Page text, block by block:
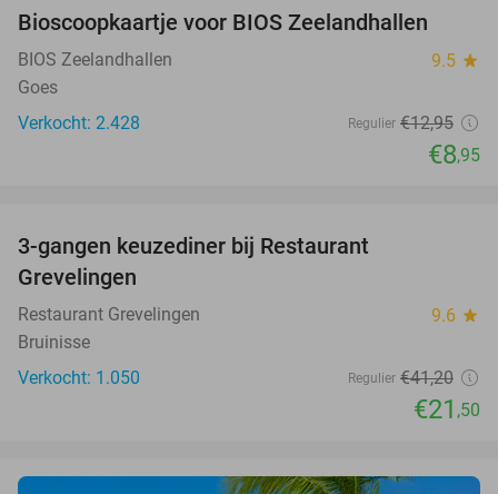
Bioscoopkaartje voor BIOS Zeelandhallen
BIOS Zeelandhallen 9.5 star
Goes
Verkocht: 2.428
Regulier €12,95
€8,95
3-gangen keuzediner bij Restaurant
Grevelingen
Restaurant Grevelingen 9.6 star
Bruinisse
Verkocht: 1.050
Regulier €41,20
€21 ,50